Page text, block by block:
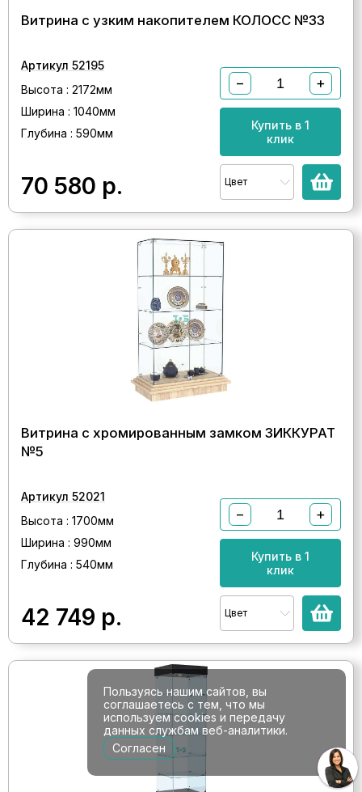
Витрина с узким накопителем КОЛОСС №33
Артикул 52195
Высота : 2172мм
Ширина : 1040мм
Глубина : 590мм
70 580 р.
− +
Купить в 1
клик
Цвет
Витрина с хромированным замком ЗИККУРАТ
№5
Артикул 52021
Высота : 1700мм
Ширина : 990мм
Глубина : 540мм
42 749 р.
− +
Купить в 1
клик
Цвет
Пользуясь нашим сайтов, вы
соглашаетесь с тем, что мы
используем cookies и передачу
данных службам веб-аналитики.
Согласен